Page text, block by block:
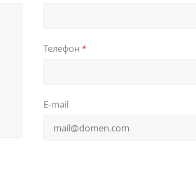
Телефон *
E-mail